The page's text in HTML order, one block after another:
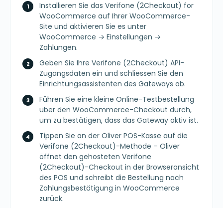
Installieren Sie das Verifone (2Checkout) for
WooCommerce auf Ihrer WooCommerce-
Site und aktivieren Sie es unter
WooCommerce → Einstellungen →
Zahlungen.
Geben Sie Ihre Verifone (2Checkout) API-
Zugangsdaten ein und schliessen Sie den
Einrichtungsassistenten des Gateways ab.
Führen Sie eine kleine Online-Testbestellung
über den WooCommerce-Checkout durch,
um zu bestätigen, dass das Gateway aktiv ist.
Tippen Sie an der Oliver POS-Kasse auf die
Verifone (2Checkout)-Methode – Oliver
öffnet den gehosteten Verifone
(2Checkout)-Checkout in der Browseransicht
des POS und schreibt die Bestellung nach
Zahlungsbestätigung in WooCommerce
zurück.